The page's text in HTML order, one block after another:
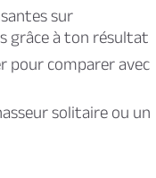
sur
grâce à ton résultat
pour comparer avec
solitaire ou un